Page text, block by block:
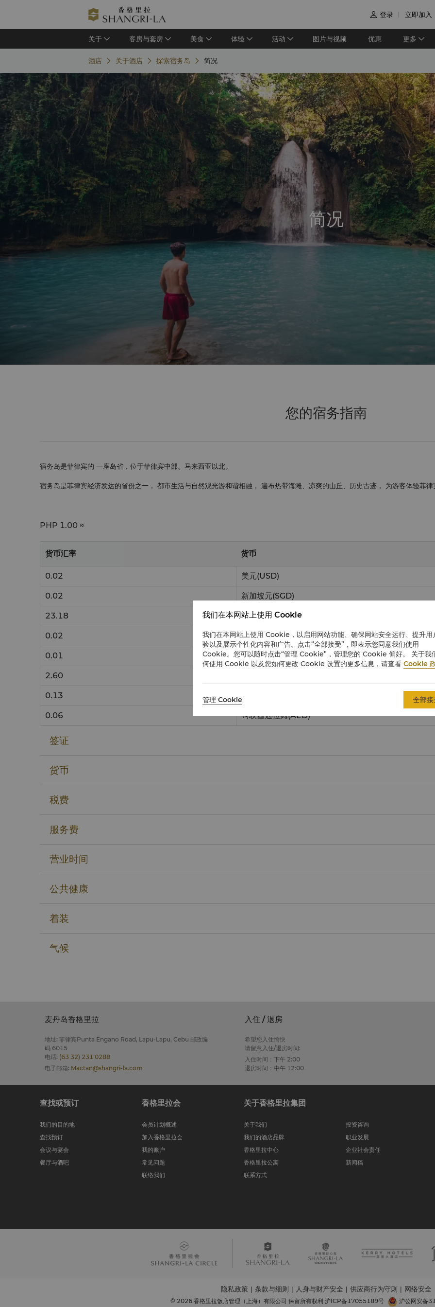
 登录 立即加入
关于 客房与套房 美食 体验 活动 图片与视频 优惠 更多
酒店 关于酒店 探索宿务岛 简况
简况
您的宿务指南
宿务岛是菲律宾的 一座岛省，位于菲律宾中部、马来西亚以北。
宿务岛是菲律宾经济发达的省份之一， 都市生活与自然观光游和谐相融， 遍布热带海滩、凉爽的山丘、历史古迹， 为游客体验菲律
PHP 1.00 ≈
货币汇率 货币
0.02 美元(USD)
0.02 新加坡元(SGD)
23.18 韩元(KRW)
0.02 澳大利亚元(AUD)
0.01 英镑(GBP)
2.60
0.13
0.06 阿联酋迪拉姆(AED)
签证
货币
税费
服务费
营业时间
公共健康
着装
气候
麦丹岛香格里拉
地址: 菲律宾Punta Engano Road, Lapu-Lapu, Cebu 邮政编
码 6015
电话: (63 32) 231 0288
电子邮箱: Mactan@shangri-la.com
入住 / 退房
希望您入住愉快
请留意入住/退房时间:
入住时间：下午 2:00
退房时间：中午 12:00
查找或预订
我们的目的地
查找预订
会议与宴会
餐厅与酒吧
香格里拉会
会员计划概述
加入香格里拉会
我的账户
常见问题
联络我们
关于香格里拉集团
关于我们
我们的酒店品牌
香格里拉中心
香格里拉公寓
联系方式
投资咨询
职业发展
企业社会责任
新闻稿
隐私政策 条款与细则 人身与财产安全 供应商行为守则 网络安全
© 2026 香格里拉饭店管理（上海）有限公司 保留所有权利 沪ICP备17055189号 沪公网安备
我们在本网站上使用 Cookie
我们在本网站上使用 Cookie，以启用网站功能、确保网站安全运行、提升用
验以及展示个性化内容和广告。点击“全部接受”，即表示您同意我们使用
Cookie。您可以随时点击“管理 Cookie”，管理您的 Cookie 偏好。 关于我
何使用 Cookie 以及您如何更改 Cookie 设置的更多信息，请查看 Cookie
管理 Cookie 全部接